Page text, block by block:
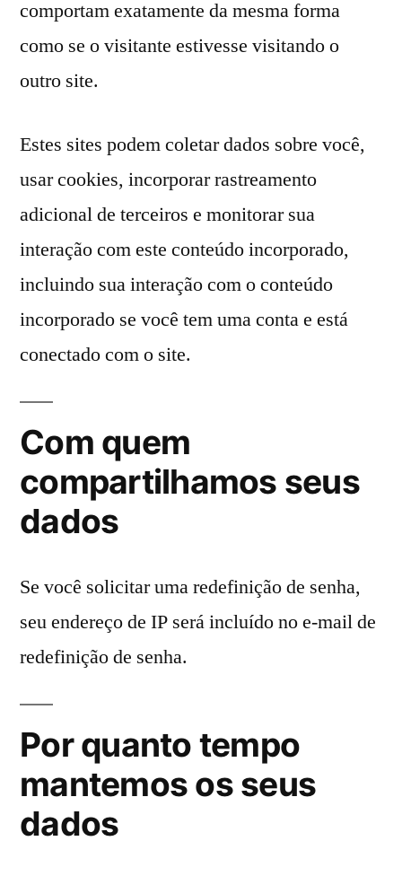
comportam exatamente da mesma forma
como se o visitante estivesse visitando o
outro site.
Estes sites podem coletar dados sobre você,
usar cookies, incorporar rastreamento
adicional de terceiros e monitorar sua
interação com este conteúdo incorporado,
incluindo sua interação com o conteúdo
incorporado se você tem uma conta e está
conectado com o site.
Com quem
compartilhamos seus
dados
Se você solicitar uma redefinição de senha,
seu endereço de IP será incluído no e-mail de
redefinição de senha.
Por quanto tempo
mantemos os seus
dados